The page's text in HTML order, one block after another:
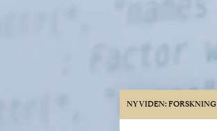
NY VIDEN: FORSKNING